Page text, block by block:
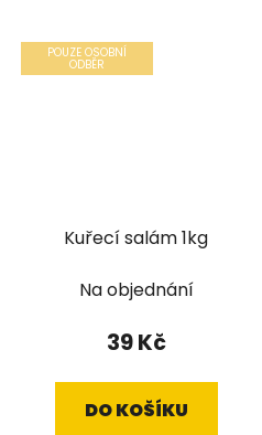
POUZE OSOBNÍ
ODBĚR
Kuřecí salám 1kg
Na objednání
39 Kč
DO KOŠÍKU